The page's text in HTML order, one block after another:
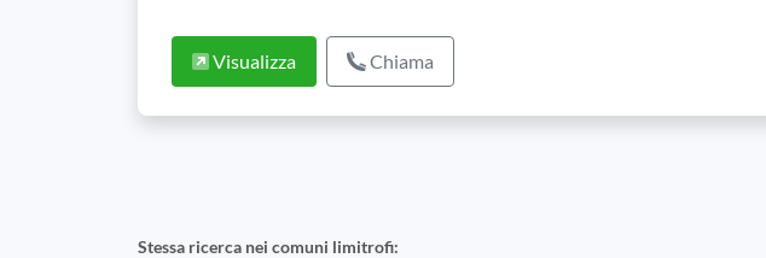
Visualizza Chiama
Stessa ricerca nei comuni limitrofi: